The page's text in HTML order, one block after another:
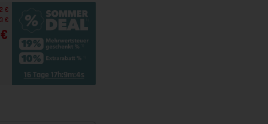
€
€
16 Tage 17h:9m:3s